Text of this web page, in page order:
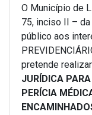
O Município de
75, inciso II –
público aos
pretende
JURÍDICA
PERÍCIA